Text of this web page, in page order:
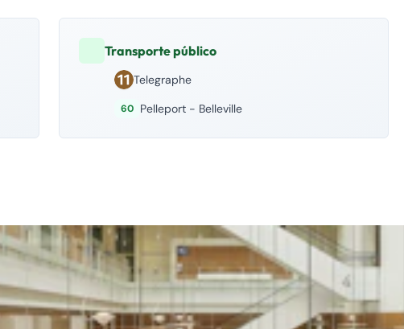
Transporte público
Telegraphe
60 Pelleport - Belleville